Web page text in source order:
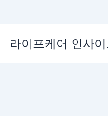
로
라이프케어 인사이